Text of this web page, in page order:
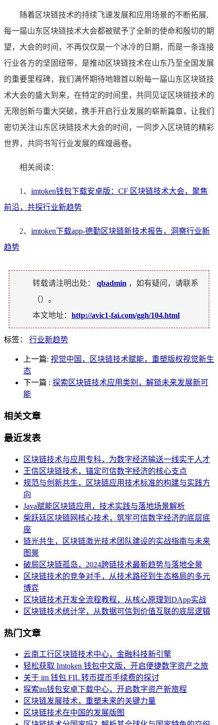
随着区块链技术的持续飞速发展和应用场景的不断拓展,
每一届山东区块链技术大会都被赋予了全新的使命和殷切的期
望，大会的时间，不再仅仅是一个冰冷的日期，而是一条连接
行业各方的坚固纽带，是推动区块链技术在山东乃至全国发展
的重要里程碑，我们满怀期待地翘首以盼每一届山东区块链技
术大会的盛大到来，在特定的时间里，共同见证区块链技术的
无限创新与重大突破，携手开启行业发展的崭新篇章，让我们
密切关注山东区块链技术大会的时间，一同步入区块链的精彩
世界，共同书写行业发展的辉煌画卷。
相关阅读：
1、 imtoken钱包下载安卓版：CF 区块链技术大会，聚焦
前沿，共探行业新趋势
2、 imtoken下载app-德勤区块链新技术报告，洞察行业新
趋势
转载请注明出处： qbadmin ，如有疑问，请联系
（）。
本文地址： http://avic1-fai.com/ggh/104.html
标签： 行业新趋势
上一篇: 视觉中国，区块链技术赋能，重塑版权视觉新生
态
下一篇 : 探索区块链技术应用类别，解锁未来发展新可
能
相关文章
最近发表
区块链技术与应用专科，为数字经济输送一线实干人才
王信区块链技术，锚定可信数字经济的核心支点
规范与创新共生，区块链应用技术标准的构建与实践方
向
Java赋能区块链应用，技术实践与落地场景解析
柴跃廷区块链网核心技术，筑牢可信数字经济的底层底
座
链光共生，区块链激光技术团队建设的实战指南与未来
图景
破局区块链孤岛，2024跨链技术最新趋势与落地全景
区块链技术的竞争对手，从技术路径到生态格局的多元
博弈
区块链技术开发全流程教程，从核心原理到DApp实战
区块链技术统计学，从数据可信到价值互联的底层逻辑
热门文章
云南工行区块链技术中心，金融科技新引擎
轻松获取 Imtoken 钱包中文版，开启便捷数字资产之旅
关于 im 钱包 FIL 转币提币手续费的探讨
探索im钱包安卓下载中心，开启数字资产新旅程
区块链发展技术，重塑未来的关键力量
区块链技术在中国的发展版图